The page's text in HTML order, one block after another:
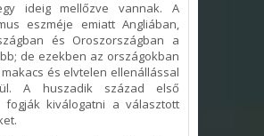
ideig mellőzve vannak. A
eszméje emiatt Angliában,
és Oroszországban a
de ezekben az országokban
és elvtelen ellenállással
A huszadik század első
fogják kiválogatni a választott